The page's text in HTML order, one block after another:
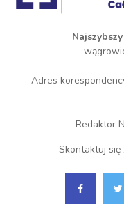
Adres
Redaktor
Skontaktuj się